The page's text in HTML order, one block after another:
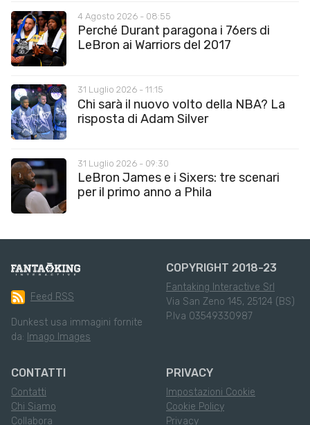
4 Agosto 2026 - 08:55
Perché Durant paragona i 76ers di
LeBron ai Warriors del 2017
31 Luglio 2026 - 11:15
Chi sarà il nuovo volto della NBA? La
risposta di Adam Silver
31 Luglio 2026 - 09:30
LeBron James e i Sixers: tre scenari
per il primo anno a Phila
Feed RSS
Dunkest usa immagini fornite
da: Imago Images
COPYRIGHT 2018-23
Fantaking Interactive Srl
Via San Zeno 145, 25124 (BS)
P.Iva 03549330987
CONTATTI
Contatti
Chi Siamo
Collabora
PRIVACY
Impostazioni Cookie
Cookie Policy
Privacy